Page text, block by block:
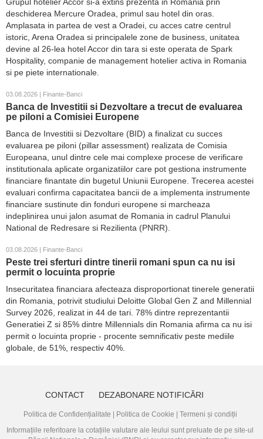
deschiderea Mercure Oradea, primul sau hotel din oras.
Amplasata in partea de vest a Oradei, cu acces catre centrul
istoric, Arena Oradea si principalele zone de business, unitatea
devine al 26-lea hotel Accor din tara si este operata de Spark
Hospitality, companie de management hotelier activa in Romania
si pe piete internationale.
03.08.2026 | Finante-Banci
Banca de Investitii si Dezvoltare a trecut de evaluarea
pe piloni a Comisiei Europene
Banca de Investitii si Dezvoltare (BID) a finalizat cu succes
evaluarea pe piloni (pillar assessment) realizata de Comisia
Europeana, unul dintre cele mai complexe procese de verificare
institutionala aplicate organizatiilor care pot gestiona instrumente
financiare finantate din bugetul Uniunii Europene. Trecerea acestei
evaluari confirma capacitatea bancii de a implementa instrumente
financiare sustinute din fonduri europene si marcheaza
indeplinirea unui jalon asumat de Romania in cadrul Planului
National de Redresare si Rezilienta (PNRR).
03.08.2026 | Finante-Banci
Peste trei sferturi dintre tinerii romani spun ca nu isi
permit o locuinta proprie
Insecuritatea financiara afecteaza disproportionat tinerele generatii
din Romania, potrivit studiului Deloitte Global Gen Z and Millennial
Survey 2026, realizat in 44 de tari. 78% dintre reprezentantii
Generatiei Z si 85% dintre Millennials din Romania afirma ca nu isi
permit o locuinta proprie - procente semnificativ peste mediile
globale, de 51%, respectiv 40%.
CONTACT DEZABONARE NOTIFICĂRI
Politica de Confidențialitate Politica de Cookie
Termeni și condiții
Informațiile referitoare la cotațiile valutare ale leului sunt preluate de pe site-ul